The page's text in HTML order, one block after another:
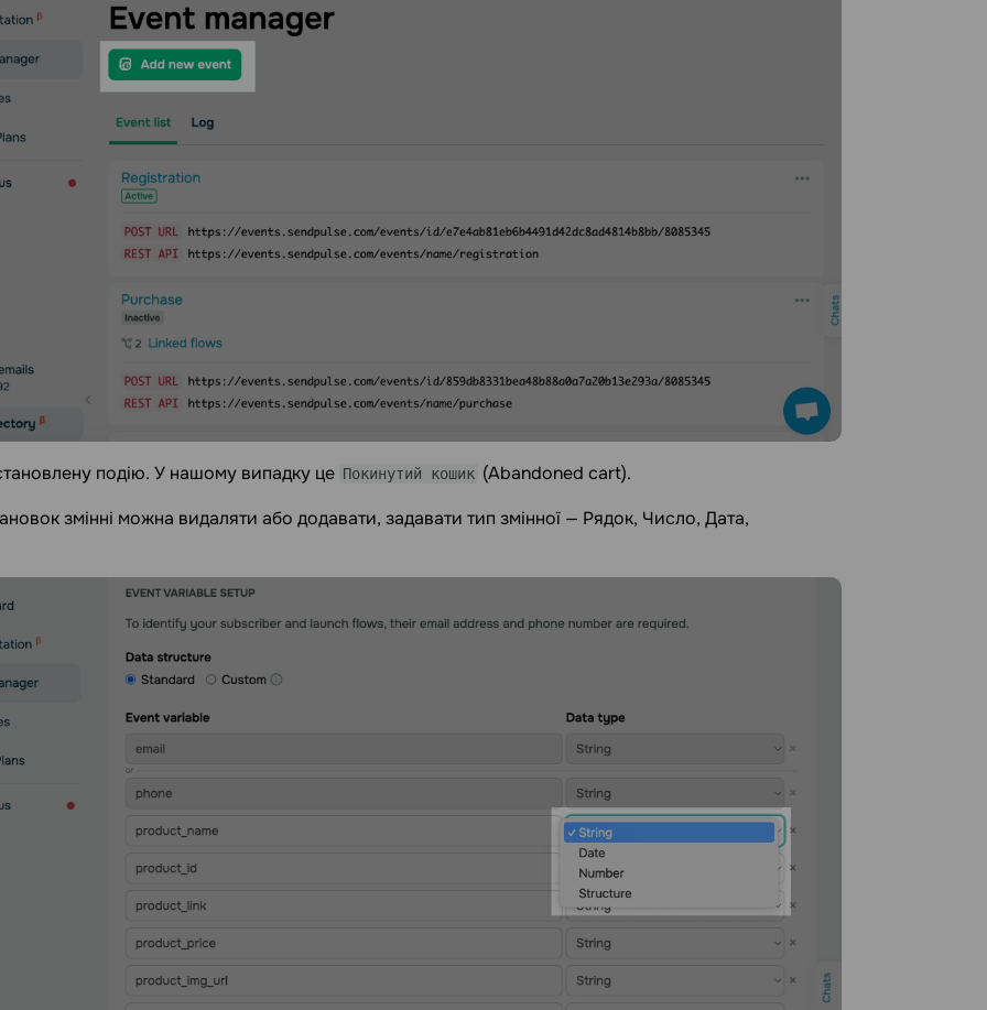
подію. У нашому випадку це Покинутий кошик (Abandoned cart).
змінні можна видаляти або додавати, задавати тип змінної — Рядок, Число, Дата,